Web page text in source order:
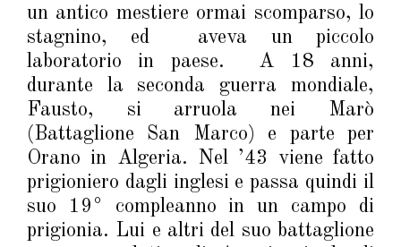
un antico mestiere ormai scomparso, lo
stagnino, ed aveva un piccolo
laboratorio in paese. A 18 anni,
durante la seconda guerra mondiale,
Fausto, si arruola nei Marò
(Battaglione San Marco) e parte per
Orano in Algeria. Nel ’43 viene fatto
prigioniero dagli inglesi e passa quindi il
suo 19° compleanno in un campo di
prigionia. Lui e altri del suo battaglione